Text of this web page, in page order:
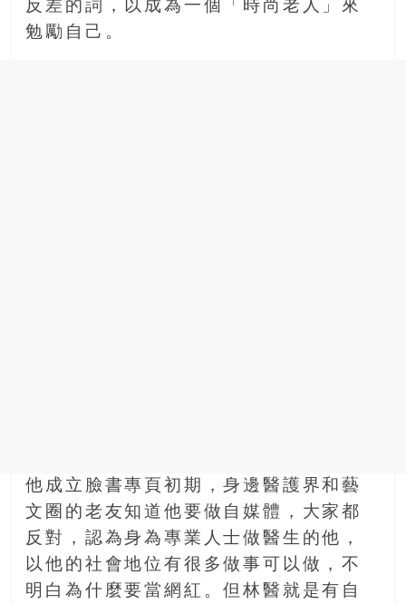
反差的詞，以成為一個「時尚老人」來
勉勵自己。
他成立臉書專頁初期，身邊醫護界和藝
文圈的老友知道他要做自媒體，大家都
反對，認為身為專業人士做醫生的他，
以他的社會地位有很多做事可以做，不
明白為什麼要當網紅。但林醫就是有自